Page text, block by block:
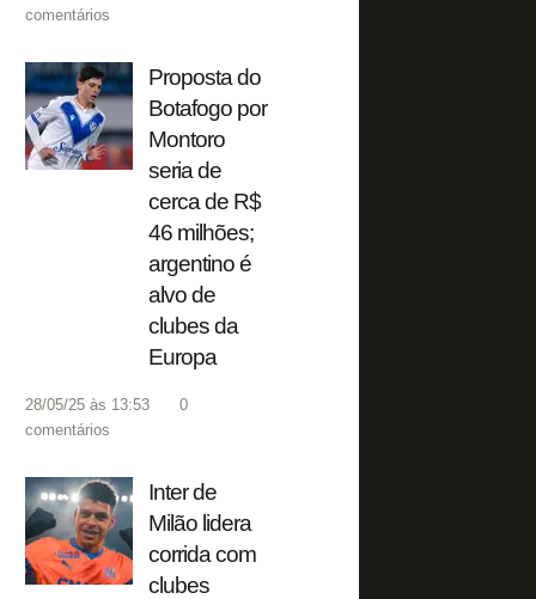
comentários
Proposta do
Botafogo por
Montoro
seria de
cerca de R$
46 milhões;
argentino é
alvo de
clubes da
Europa
28/05/25 às 13:53
0
comentários
Inter de
Milão lidera
corrida com
clubes